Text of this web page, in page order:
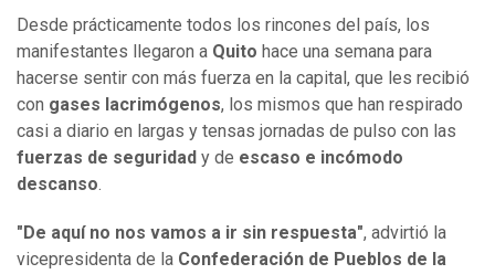
Desde prácticamente todos los rincones del país, los
manifestantes llegaron a Quito hace una semana para
hacerse sentir con más fuerza en la capital, que les recibió
con gases lacrimógenos, los mismos que han respirado
casi a diario en largas y tensas jornadas de pulso con las
fuerzas de seguridad y de escaso e incómodo
descanso.
"De aquí no nos vamos a ir sin respuesta", advirtió la
vicepresidenta de la Confederación de Pueblos de la